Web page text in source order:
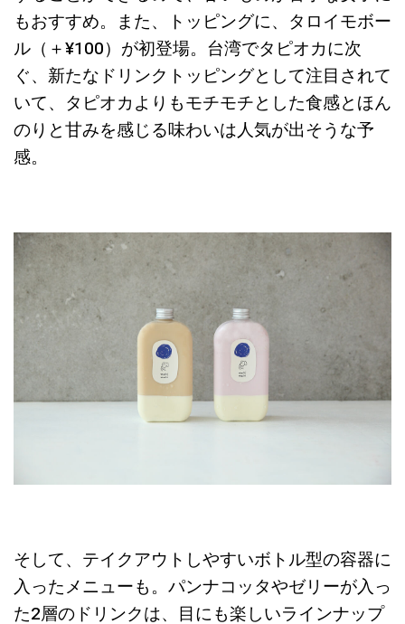
もおすすめ。また、トッピングに、タロイモボー
ル（＋¥100）が初登場。台湾でタピオカに次
ぐ、新たなドリンクトッピングとして注目されて
いて、タピオカよりもモチモチとした食感とほん
のりと甘みを感じる味わいは人気が出そうな予
感。
そして、テイクアウトしやすいボトル型の容器に
入ったメニューも。パンナコッタやゼリーが入っ
た2層のドリンクは、目にも楽しいラインナップ